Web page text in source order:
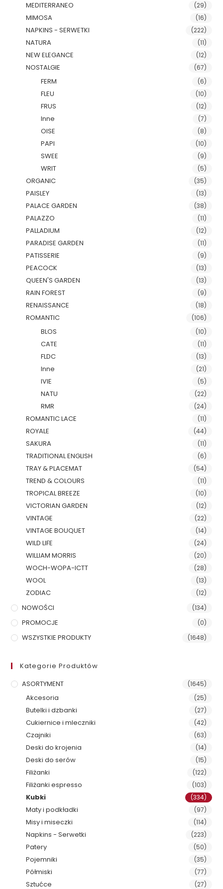
MEDITERRANEO (29)
MIMOSA (16)
NAPKINS - SERWETKI (222)
NATURA (11)
NEW ELEGANCE (12)
NOSTALGIE (67)
FERM (6)
FLEU (10)
FRUS (12)
Inne (7)
OISE (8)
PAPI (10)
SWEE (9)
WRIT (5)
ORGANIC (35)
PAISLEY (13)
PALACE GARDEN (38)
PALAZZO (11)
PALLADIUM (12)
PARADISE GARDEN (11)
PATISSERIE (9)
PEACOCK (13)
QUEEN'S GARDEN (13)
RAIN FOREST (9)
RENAISSANCE (18)
ROMANTIC (106)
BLOS (10)
CATE (11)
FLDC (13)
Inne (21)
IVIE (5)
NATU (22)
RMR (24)
ROMANTIC LACE (11)
ROYALE (44)
SAKURA (11)
TRADITIONAL ENGLISH (6)
TRAY & PLACEMAT (54)
TREND & COLOURS (11)
TROPICAL BREEZE (10)
VICTORIAN GARDEN (12)
VINTAGE (22)
VINTAGE BOUQUET (14)
WILD LIFE (24)
WILLIAM MORRIS (20)
WOCH-WOPA-ICTT (28)
WOOL (13)
ZODIAC (12)
NOWOŚCI (134)
PROMOCJE (0)
WSZYSTKIE PRODUKTY (1648)
Kategorie Produktów
ASORTYMENT
(1645)
Akcesoria (25)
Butelki i dzbanki (27)
Cukiernice i mleczniki (42)
Czajniki (63)
Deski do krojenia (14)
Deski do serów (15)
Filiżanki (122)
Filiżanki espresso (103)
Kubki (334)
Maty i podkładki (97)
Misy i miseczki (114)
Napkins - Serwetki (223)
Patery (50)
Pojemniki (35)
Półmiski (77)
Sztućce (27)